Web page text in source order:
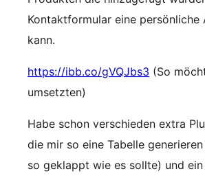
Kontaktformular eine persönliche
kann.
https://ibb.co/gVQJbs3 (So
umsetzten)
Habe schon verschieden extra
die mir so eine Tabelle
so geklappt wie es sollte) und